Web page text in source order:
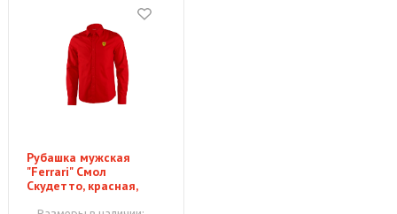
Рубашка мужская
"Ferrari" Смол
Скудетто, красная,